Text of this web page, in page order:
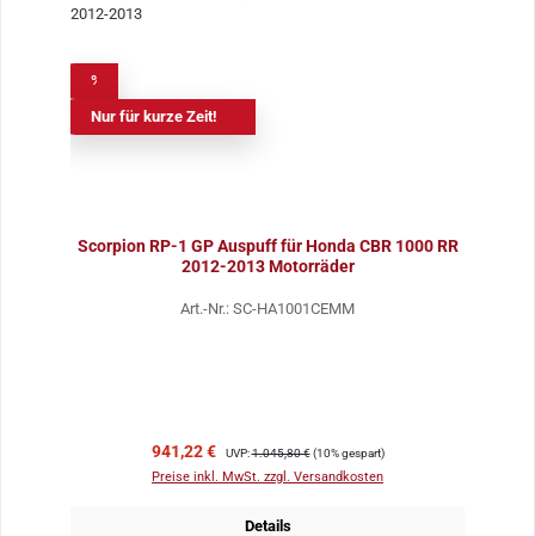
Nur für kurze Zeit!
Scorpion RP-1 GP Auspuff für Honda CBR 1000 RR
2012-2013 Motorräder
Art.-Nr.: SC-HA1001CEMM
Verkaufspreis:
941,22 € Regulärer Preis:
UVP:1.045,80 € (10% gespart)
Preise inkl. MwSt. zzgl. Versandkosten
Details